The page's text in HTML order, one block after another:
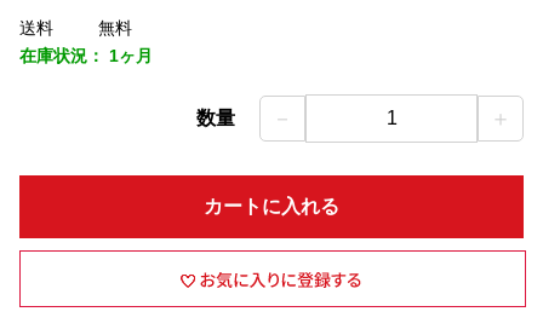
送料
無料
在庫状況： 1ヶ月
数量 － 1 ＋
カートに入れる